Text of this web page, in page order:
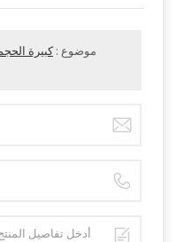
موضوع :كبيرة